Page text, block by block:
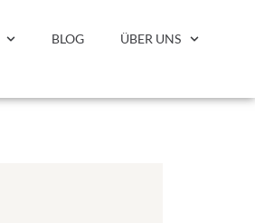
BLOG ÜBER UNS